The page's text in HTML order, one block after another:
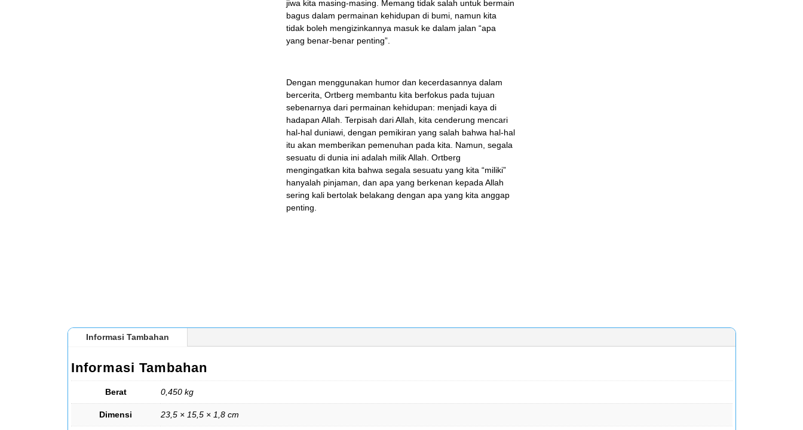
jiwa kita masing-masing. Memang tidak salah untuk bermain
bagus dalam permainan kehidupan di bumi, namun kita
tidak boleh mengizinkannya masuk ke dalam jalan “apa
yang benar-benar penting”.
Dengan menggunakan humor dan kecerdasannya dalam
bercerita, Ortberg membantu kita berfokus pada tujuan
sebenarnya dari permainan kehidupan: menjadi kaya di
hadapan Allah. Terpisah dari Allah, kita cenderung mencari
hal-hal duniawi, dengan pemikiran yang salah bahwa hal-hal
itu akan memberikan pemenuhan pada kita. Namun, segala
sesuatu di dunia ini adalah milik Allah. Ortberg
mengingatkan kita bahwa segala sesuatu yang kita “miliki”
hanyalah pinjaman, dan apa yang berkenan kepada Allah
sering kali bertolak belakang dengan apa yang kita anggap
penting.
Informasi Tambahan
Informasi Tambahan
Berat 0,450 kg
Dimensi 23,5 × 15,5 × 1,8 cm